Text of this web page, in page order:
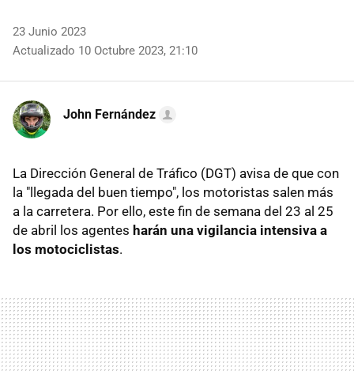
23 Junio 2023
Actualizado 10 Octubre 2023, 21:10
John Fernández
La Dirección General de Tráfico (DGT) avisa de que con
la "llegada del buen tiempo", los motoristas salen más
a la carretera. Por ello, este fin de semana del 23 al 25
de abril los agentes harán una vigilancia intensiva a
los motociclistas.